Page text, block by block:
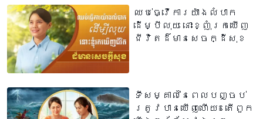
អំពីផ្លូវពិត
ឈប់ធ្វើការយ៉ាងលំបាក
ដើម្បីលុយ នោះខ្ញុំរកឃើញ
ជីវិតដ៏មានសេចក្ដីសុខ
ទីសម្គាល់នៃពេលបញ្ចប់
ត្រូវបានឃើញហើយ៖ តើពួក